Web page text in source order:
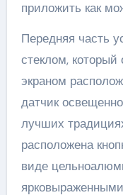
приложить как
Передняя часть
стеклом,
экраном
датчик
лучших
расположена
виде